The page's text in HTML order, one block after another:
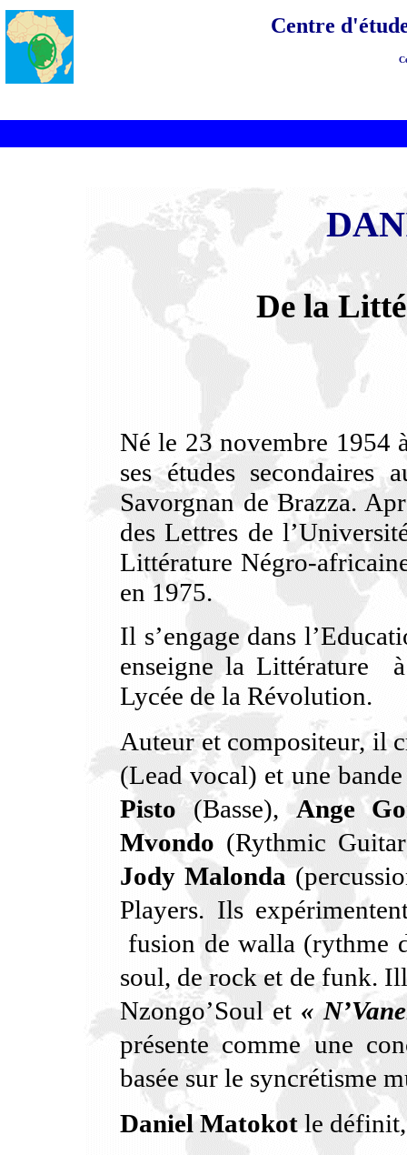
Centre
De la
Né le 23 novembre 1954
ses études secondaires
Savorgnan de Brazza.
des Lettres de
Littérature Négro-
en 1975.
Il s’engage dans
enseigne la Littérature
Lycée de la Révolution.
Auteur et compositeur, il
(Lead vocal) et une
Pisto(Basse),Ange
Mvondo (Rythmic
Jody Malonda
Players. Ils
fusion de walla (rythme
soul, de rock et de funk.
Nzongo’Soul et «
présente comme une
basée sur le syncrétisme
Daniel Matokotle définit,